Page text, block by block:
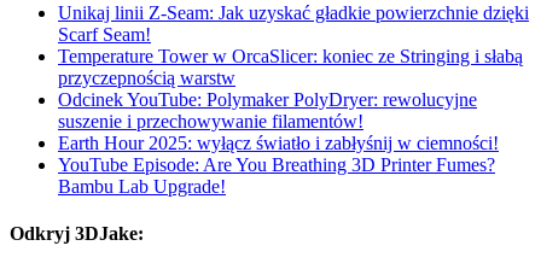
Unikaj linii Z-Seam: Jak uzyskać gładkie powierzchnie dzięki
Scarf Seam!
Temperature Tower w OrcaSlicer: koniec ze Stringing i słabą
przyczepnością warstw
Odcinek YouTube: Polymaker PolyDryer: rewolucyjne
suszenie i przechowywanie filamentów!
Earth Hour 2025: wyłącz światło i zabłyśnij w ciemności!
YouTube Episode: Are You Breathing 3D Printer Fumes?
Bambu Lab Upgrade!
Odkryj 3DJake: